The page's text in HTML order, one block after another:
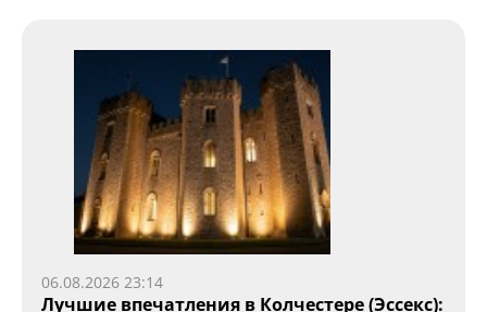
06.08.2026 23:14
Лучшие впечатления в Колчестере (Эссекс):